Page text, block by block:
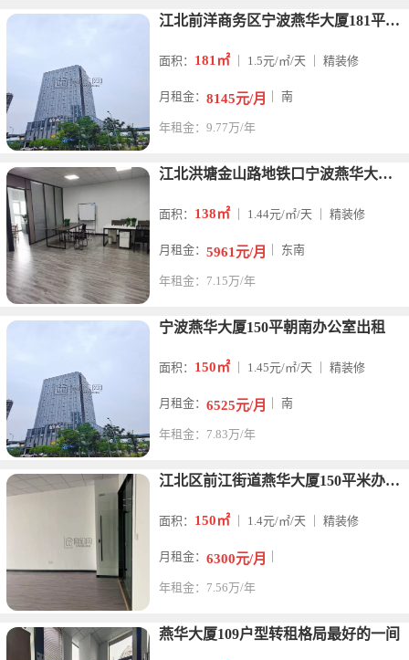
江北前洋商务区宁波燕华大厦181平朝南双面采光出租
面积： 181㎡｜ 1.5元/㎡/天 ｜ 精装修
月租金： 8145元/月 ｜ 南
年租金：9.77万/年
江北洪塘金山路地铁口宁波燕华大厦138平精装两隔间，朝南，户
面积： 138㎡｜ 1.44元/㎡/天 ｜ 精装修
月租金： 5961元/月 ｜ 东南
年租金：7.15万/年
宁波燕华大厦150平朝南办公室出租
面积： 150㎡｜ 1.45元/㎡/天 ｜ 精装修
月租金： 6525元/月 ｜ 南
年租金：7.83万/年
江北区前江街道燕华大厦150平米办公室出租
面积： 150㎡｜ 1.4元/㎡/天 ｜ 精装修
月租金： 6300元/月
年租金：7.56万/年
燕华大厦109户型转租格局最好的一间